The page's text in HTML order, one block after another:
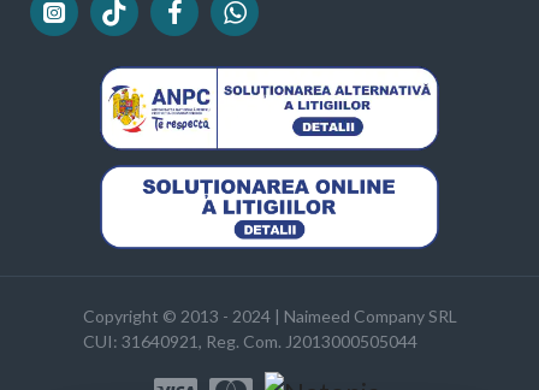
Copyright © 2013 - 2024 | Naimeed Company SRL
CUI: 31640921, Reg. Com. J2013000505044